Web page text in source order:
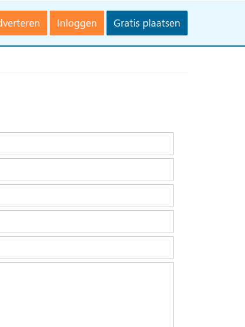
Inloggen Gratis plaatsen